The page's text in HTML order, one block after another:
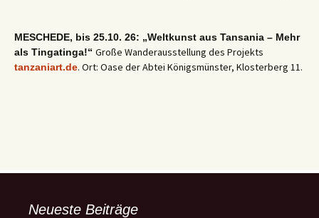
MESCHEDE, bis 25.10. 26: „Weltkunst aus Tansania – Mehr
als Tingatinga!“ Große Wanderausstellung des Projekts
tanzaniart.de. Ort: Oase der Abtei Königsmünster, Klosterberg 11.
Neueste Beiträge